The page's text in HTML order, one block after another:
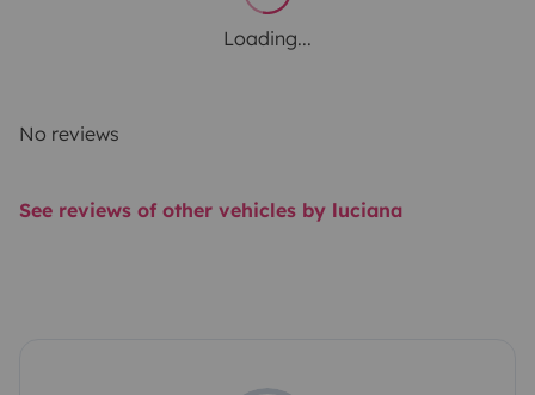
Loading...
No reviews
See reviews of other vehicles by luciana